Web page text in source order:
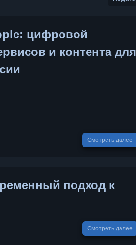
цифровой
и контента для
Смотреть далее
подход к
Смотреть далее